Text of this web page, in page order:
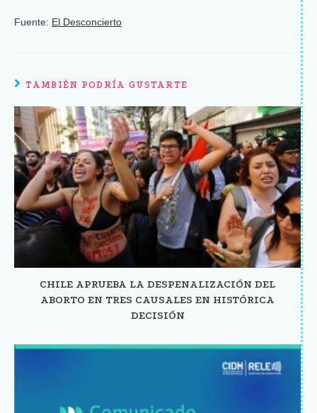
Fuente: El Desconcierto
TAMBIÉN PODRÍA GUSTARTE
CHILE APRUEBA LA DESPENALIZACIÓN DEL
ABORTO EN TRES CAUSALES EN HISTÓRICA
DECISIÓN